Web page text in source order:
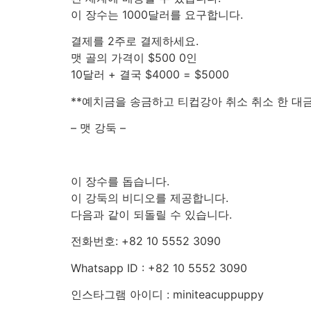
이 장수는 1000달러를 요구합니다.
결제를 2주로 결제하세요.
맷 골의 가격이 $500 0인
10달러 + 결국 $4000 = $5000
**예치금을 송금하고 티컵강아 취소 취소 한 대
– 맷 강둑 –
이 장수를 돕습니다.
이 강둑의 비디오를 제공합니다.
다음과 같이 되돌릴 수 있습니다.
전화번호: +82 10 5552 3090
Whatsapp ID : +82 10 5552 3090
인스타그램 아이디 : miniteacuppuppy